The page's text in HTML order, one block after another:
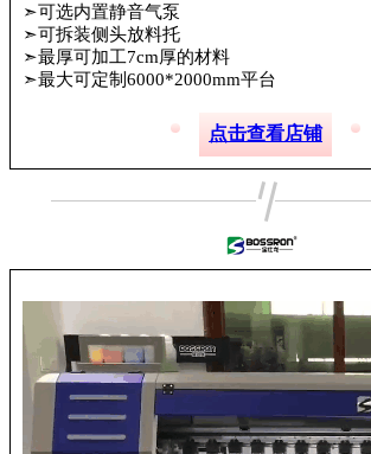
➣可选内置静音气泵
➣可拆装侧头放料托
➣最厚可加工7cm厚的材料
➣最大可定制6000*2000mm平台
点击查看店铺